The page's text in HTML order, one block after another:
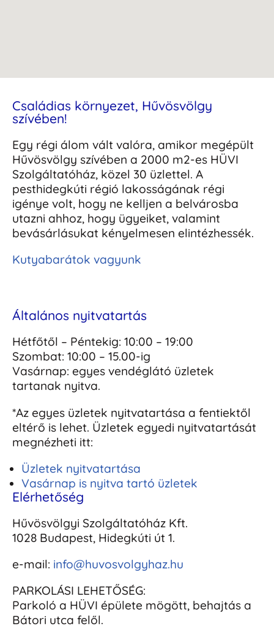
Családias környezet, Hűvösvölgy
szívében!
Egy régi álom vált valóra, amikor megépült
Hűvösvölgy szívében a 2000 m2-es HÜVI
Szolgáltatóház, közel 30 üzlettel. A
pesthidegkúti régió lakosságának régi
igénye volt, hogy ne kelljen a belvárosba
utazni ahhoz, hogy ügyeiket, valamint
bevásárlásukat kényelmesen elintézhessék.
Kutyabarátok vagyunk
Általános nyitvatartás
Hétfőtől – Péntekig: 10:00 – 19:00
Szombat: 10:00 – 15.00-ig
Vasárnap: egyes vendéglátó üzletek
tartanak nyitva.
*Az egyes üzletek nyitvatartása a fentiektől
eltérő is lehet. Üzletek egyedi nyitvatartását
megnézheti itt:
Üzletek nyitvatartása
Vasárnap is nyitva tartó üzletek
Elérhetőség
Hűvösvölgyi Szolgáltatóház Kft.
1028 Budapest, Hidegkúti út 1.
e-mail: info@huvosvolgyhaz.hu
PARKOLÁSI LEHETŐSÉG:
Parkoló a HÜVI épülete mögött, behajtás a
Bátori utca felől.